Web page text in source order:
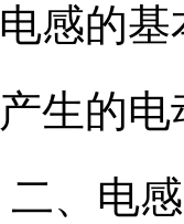
电感的
产生的电
二、电